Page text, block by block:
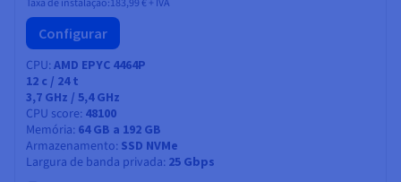
Configurar
CPU AMD EPYC 4464P
12 c / 24t
3,7 GHz / 5,4 GHz
CPU score 48100
Memória 64 GB a 192 GB
Armazenamento SSD NVMe
Largura de banda privada 25 Gbps